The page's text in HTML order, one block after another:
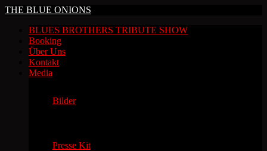
THE BLUE ONIONS
BLUES BROTHERS TRIBUTE SHOW
Booking
Über Uns
Kontakt
Media
Bilder
Presse Kit